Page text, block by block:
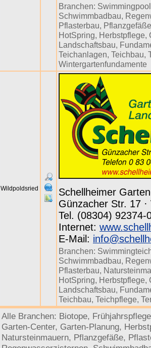
Branchen:
Schwimmbadbau,
Pflasterbau, Pflanzgefäße
HotSpring, Herbstpflege,
Landschaftsbau,
Teichanlagen, Teichbau,
Wintergartenfundamente
Wildpoldsried
Schellheimer
Günzacher Str. 17
Tel. (08304) 92374-
Internet:
E-Mail:
Branchen:
Schwimmbadbau,
Pflasterbau,
HotSpring, Herbstpflege,
Landschaftsbau,
Teichbau, Teichpflege,
Alle Branchen: Biotope, Frühjahrspflege
Garten-Center, Garten-Planung,
Natursteinmauern, Pflanzgefäße,